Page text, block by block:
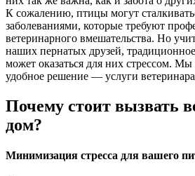
К сожалению, птицы могут
заболеваниями, которые требуют
ветеринарного вмешательства. Но
наших пернатых друзей,
может оказаться для них стрессом. Мы
удобное решение — услуги
Почему стоит вызвать
дом?
Минимизация стресса для вашего